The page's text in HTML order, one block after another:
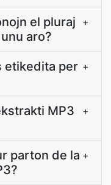
el pluraj
aro?
+
etikedita per +
MP3
+
parton de la +